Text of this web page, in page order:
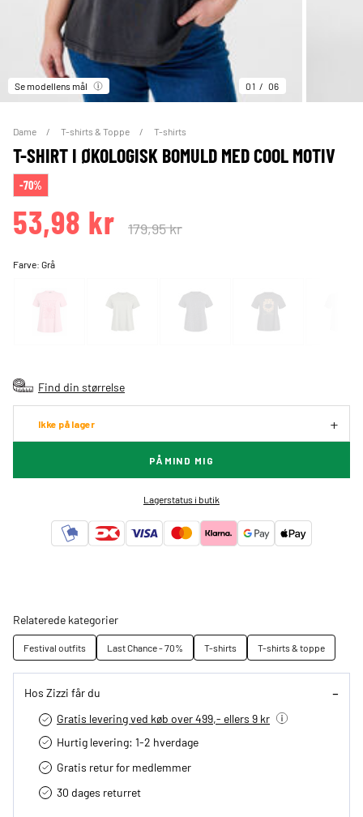
Se modellens mål 01 06
Dame T-shirts & Toppe T-shirts
T-SHIRT I ØKOLOGISK BOMULD MED COOL MOTIV
-70%
53,98 kr 179,95 kr
Farve:Grå
Find din størrelse
Ikke på lager
PÅMIND MIG
Lagerstatus i butik
Relaterede kategorier
Festival outfits Last Chance - 70% T-shirts T-shirts & toppe
Hos Zizzi får du
Gratis levering ved køb over 499,- ellers 9 kr
Hurtig levering­: 1-2 hverdage
Gratis retur for medlemmer
30 dages returret